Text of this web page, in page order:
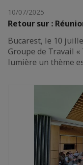
10/07/2025
Retour sur :
Bucarest, le 10
Groupe de Travail
lumière un thème